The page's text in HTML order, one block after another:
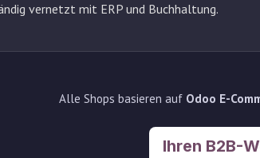
vernetzt mit ERP und Buchhaltung.
Alle Shops basieren auf Odoo E-
Ihren B2B-